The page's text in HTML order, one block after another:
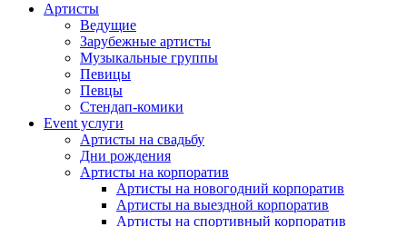
Артисты
Ведущие
Зарубежные артисты
Музыкальные группы
Певицы
Певцы
Стендап-комики
Event услуги
Артисты на свадьбу
Дни рождения
Артисты на корпоратив
Артисты на новогодний корпоратив
Артисты на выездной корпоратив
Артисты на спортивный корпоратив